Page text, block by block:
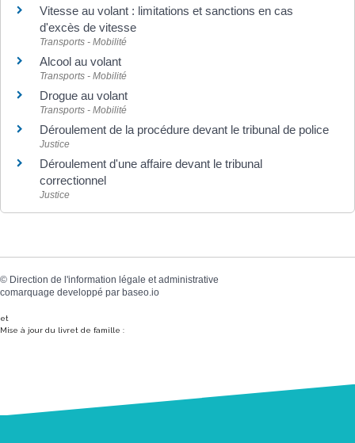
Vitesse au volant : limitations et sanctions en cas
d'excès de vitesse
Transports - Mobilité
Alcool au volant
Transports - Mobilité
Drogue au volant
Transports - Mobilité
Déroulement de la procédure devant le tribunal de police
Justice
Déroulement d'une affaire devant le tribunal
correctionnel
Justice
© Direction de l'information légale et administrative
comarquage developpé par baseo.io
et
Mise à jour du livret de famille :